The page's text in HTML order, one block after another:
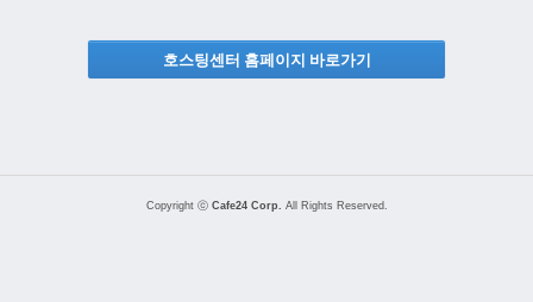
호스팅센터 홈페이지 바로가기
Copyright ⓒ Cafe24 Corp. All Rights Reserved.